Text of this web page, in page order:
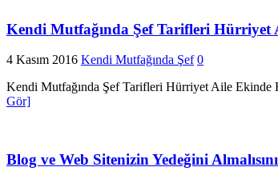
Kendi Mutfağında Şef Tarifleri Hürriyet
4 Kasım 2016 Kendi Mutfağında Şef 0
Kendi Mutfağında Şef Tarifleri Hürriyet Aile
Gör]
Blog ve Web Sitenizin Yedeğini